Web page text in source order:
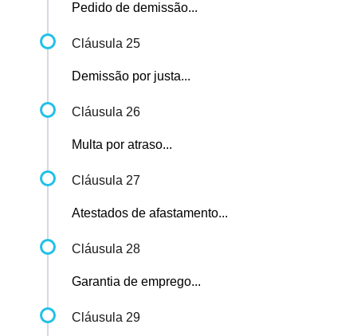
Pedido de demissão...
Cláusula 25
Demissão por justa...
Cláusula 26
Multa por atraso...
Cláusula 27
Atestados de afastamento...
Cláusula 28
Garantia de emprego...
Cláusula 29